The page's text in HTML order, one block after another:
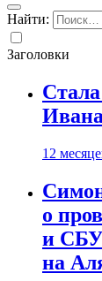
Найти:
Заголовки
12
о
и СБУ
на